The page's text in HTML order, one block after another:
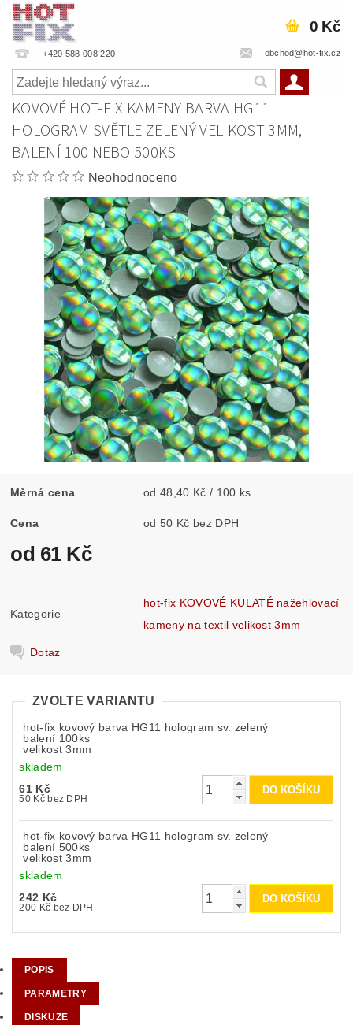
+420 588 008 220 obchod@hot-fix.cz
0 Kč
KOVOVÉ HOT-FIX KAMENY BARVA HG11
HOLOGRAM SVĚTLE ZELENÝ VELIKOST 3MM,
BALENÍ 100 NEBO 500KS
Neohodnoceno
Měrná cena od 48,40 Kč / 100 ks
Cena od 50 Kč bez DPH
od 61 Kč
Kategorie
hot-fix KOVOVÉ KULATÉ nažehlovací
kameny na textil velikost 3mm
Dotaz
ZVOLTE VARIANTU
hot-fix kovový barva HG11 hologram sv. zelený
balení 100ks
velikost 3mm
skladem
61 Kč
50 Kč bez DPH
hot-fix kovový barva HG11 hologram sv. zelený
balení 500ks
velikost 3mm
skladem
242 Kč
200 Kč bez DPH
POPIS
PARAMETRY
DISKUZE